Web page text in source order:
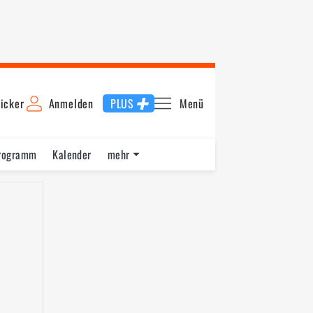
Anmelden PLUS Menü
Kalender
mehr